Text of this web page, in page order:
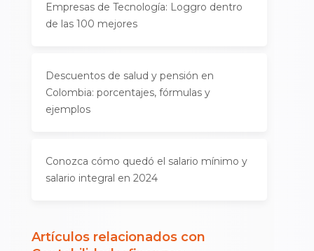
Empresas de Tecnología: Loggro dentro
de las 100 mejores
Descuentos de salud y pensión en
Colombia: porcentajes, fórmulas y
ejemplos
Conozca cómo quedó el salario mínimo y
salario integral en 2024
Artículos relacionados con